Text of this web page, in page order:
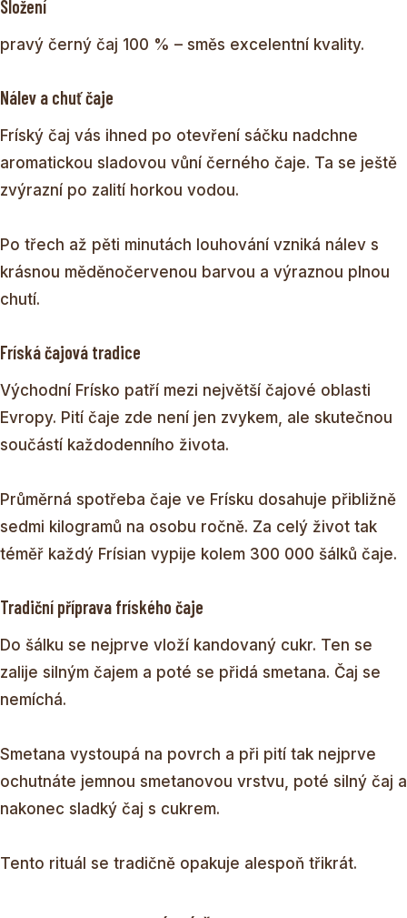
Složení
pravý černý čaj 100 % – směs excelentní kvality.
Nálev a chuť čaje
Fríský čaj vás ihned po otevření sáčku nadchne
aromatickou sladovou vůní černého čaje. Ta se ještě
zvýrazní po zalití horkou vodou.
Po třech až pěti minutách louhování vzniká nálev s
krásnou měděnočervenou barvou a výraznou plnou
chutí.
Fríská čajová tradice
Východní Frísko patří mezi největší čajové oblasti
Evropy. Pití čaje zde není jen zvykem, ale skutečnou
součástí každodenního života.
Průměrná spotřeba čaje ve Frísku dosahuje přibližně
sedmi kilogramů na osobu ročně. Za celý život tak
téměř každý Frísian vypije kolem 300 000 šálků čaje.
Tradiční příprava fríského čaje
Do šálku se nejprve vloží kandovaný cukr. Ten se
zalije silným čajem a poté se přidá smetana. Čaj se
nemíchá.
Smetana vystoupá na povrch a při pití tak nejprve
ochutnáte jemnou smetanovou vrstvu, poté silný čaj a
nakonec sladký čaj s cukrem.
Tento rituál se tradičně opakuje alespoň třikrát.